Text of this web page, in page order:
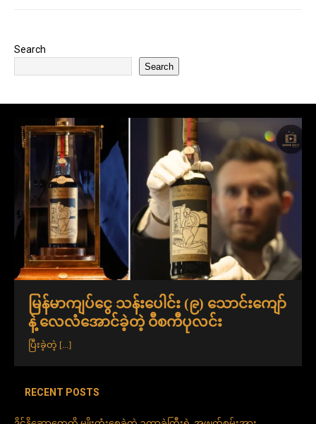
Search
Search
မြန်မာကျပ်ငွေ သန်းပေါင်း (၉) သောင်းကျော်
နဲ့ လေလံအောင်ခဲ့တဲ့ ဝီစကီပုလင်း
ပြီးခဲ့တဲ့ [...]
RECENT POSTS